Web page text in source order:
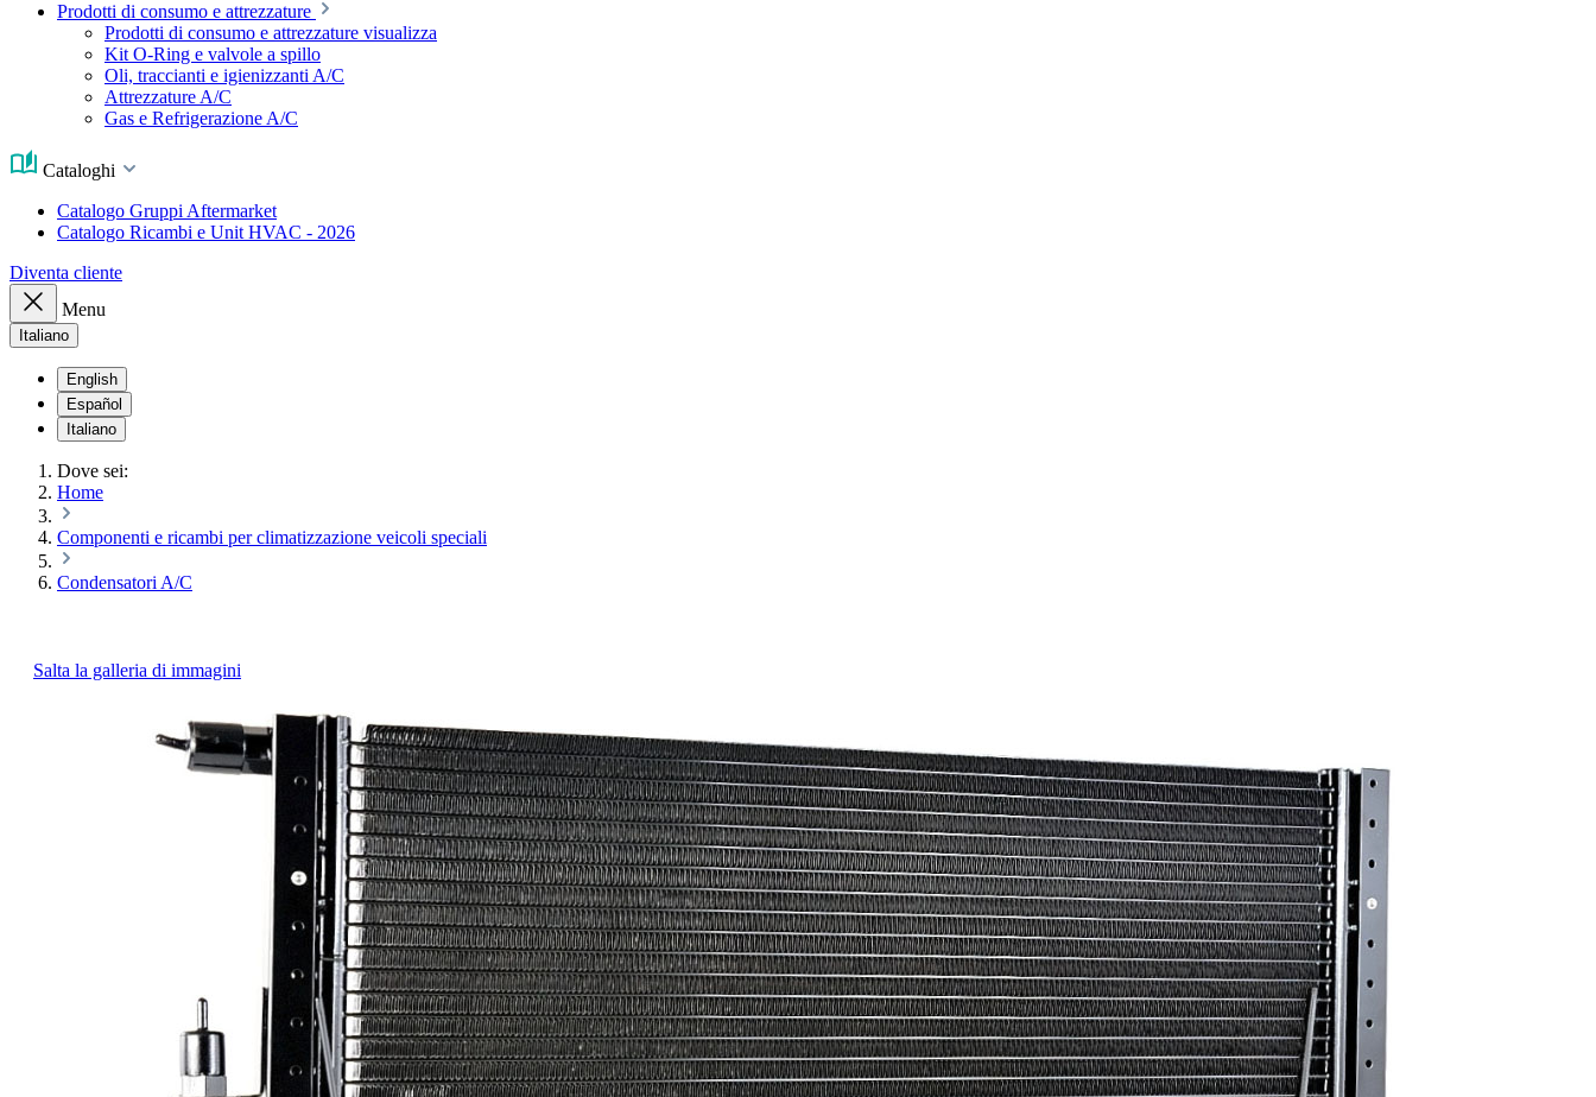
Prodotti di consumo e attrezzature
Prodotti di consumo e attrezzature visualizza
Kit O-Ring e valvole a spillo
Oli, traccianti e igienizzanti A/C
Attrezzature A/C
Gas e Refrigerazione A/C
Cataloghi
Catalogo Gruppi Aftermarket
Catalogo Ricambi e Unit HVAC - 2026
Diventa cliente
Menu
Italiano
English
Español
Italiano
Dove sei:
Home
Componenti e ricambi per climatizzazione veicoli speciali
Condensatori A/C
Salta la galleria di immagini